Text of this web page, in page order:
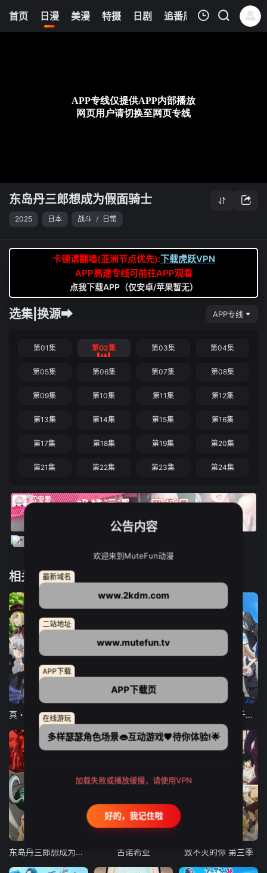
首页 日漫 美漫 特摄 日剧 追番周表 今日更新
6
清空
东岛丹三郎想成为假面骑士
2025 日本 战斗 / 日常
卡顿请翻墙(亚洲节点优先):下载虎跃VPN
APP高速专线可前往APP观看
点我下载APP（仅安卓/苹果暂无）
选集|换源➡ APP专线
第01集 第02集 第03集 第04集
第05集 第06集 第07集 第08集
第09集 第10集 第11集 第12集
第13集 第14集 第15集 第16集
第17集 第18集 第19集 第20集
第21集 第22集 第23集 第24集
相关推荐
12集全
弹珠汽水瓶里的千岁同学
东岛丹三郎想成为假面骑士
更新至21集
古诺希亚 致不灭的你 第三季
公告内容
欢迎来到MuteFun动漫
最新域名
www.2kdm.com
二站地址
www.mutefun.tv
APP下载
APP下载页
在线游玩
多样瑟瑟角色场景👄互动游戏💗待你体验!🌟
加载失败或播放缓慢，请使用VPN
好的，我记住啦